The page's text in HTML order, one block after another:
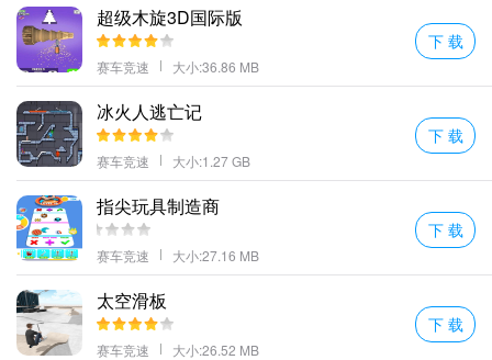
数十种例外种类的家伙零配件随你假释搭配诸一种构配件城市能够
进行调干改装
完成的关卡越多一般会获得越多的奖励解锁的新物品也越多。
玩家需要充分利用不同的形态保卫自己的家园让我们轻松解决不同
的战斗。
城市机场货机3D推荐理由
多种不同机甲零件自由组合搭配开启你的机甲时代。
也可以化身为邪恶的代表到处进行破坏。
城市机甲战车一款深受玩家喜爱的动作竞技游戏在这里玩家可以尽
强化机器人的核心系统增加冲击力和伤害力。
超刺激的机甲对战等你加入多样的对战内容让你玩法更加丰富感受
超级木旋3D国际版
赛车竞速 大小:36.86 MB
下 载
冰火人逃亡记
赛车竞速 大小:1.27 GB
下 载
指尖玩具制造商
赛车竞速 大小:27.16 MB
下 载
太空滑板
赛车竞速 大小:26.52 MB
下 载